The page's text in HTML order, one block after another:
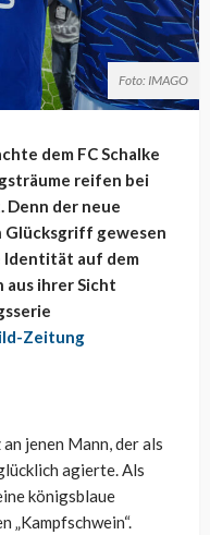
Foto: IMAGO
dem FC Schalke
reifen bei
Denn der neue
Glücksgriff gewesen
Identität auf dem
aus ihrer Sicht
Zeitung
jenen Mann, der als
agierte. Als
königsblaue
„Kampfschwein“.